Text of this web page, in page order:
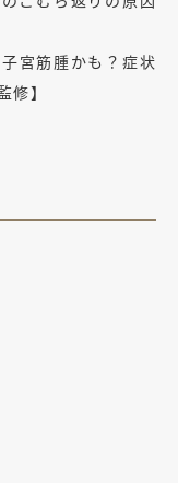
宮筋腫かも？症状
】